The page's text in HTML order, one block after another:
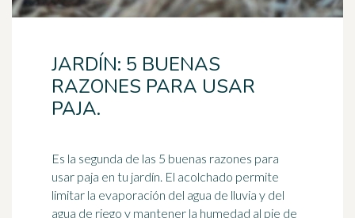
JARDÍN: 5 BUENAS
RAZONES PARA USAR
PAJA.
Es la segunda de las 5 buenas razones para
usar paja en tu jardín. El acolchado permite
limitar la evaporación del agua de lluvia y del
agua de riego y mantener la humedad al pie de